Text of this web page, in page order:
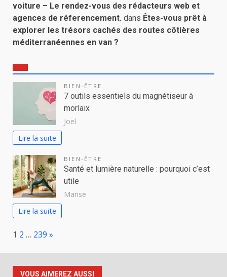
voiture – Le rendez-vous des rédacteurs web et
agences de réferencement. dans Êtes-vous prêt à
explorer les trésors cachés des routes côtières
méditerranéennes en van ?
BIEN-ÊTRE
7 outils essentiels du magnétiseur à
morlaix
Joel
Lire la suite
BIEN-ÊTRE
Santé et lumière naturelle : pourquoi c’est
utile
Marise
Lire la suite
Page:
1 2 … 239 Next
»
VOUS AIMEREZ AUSSI